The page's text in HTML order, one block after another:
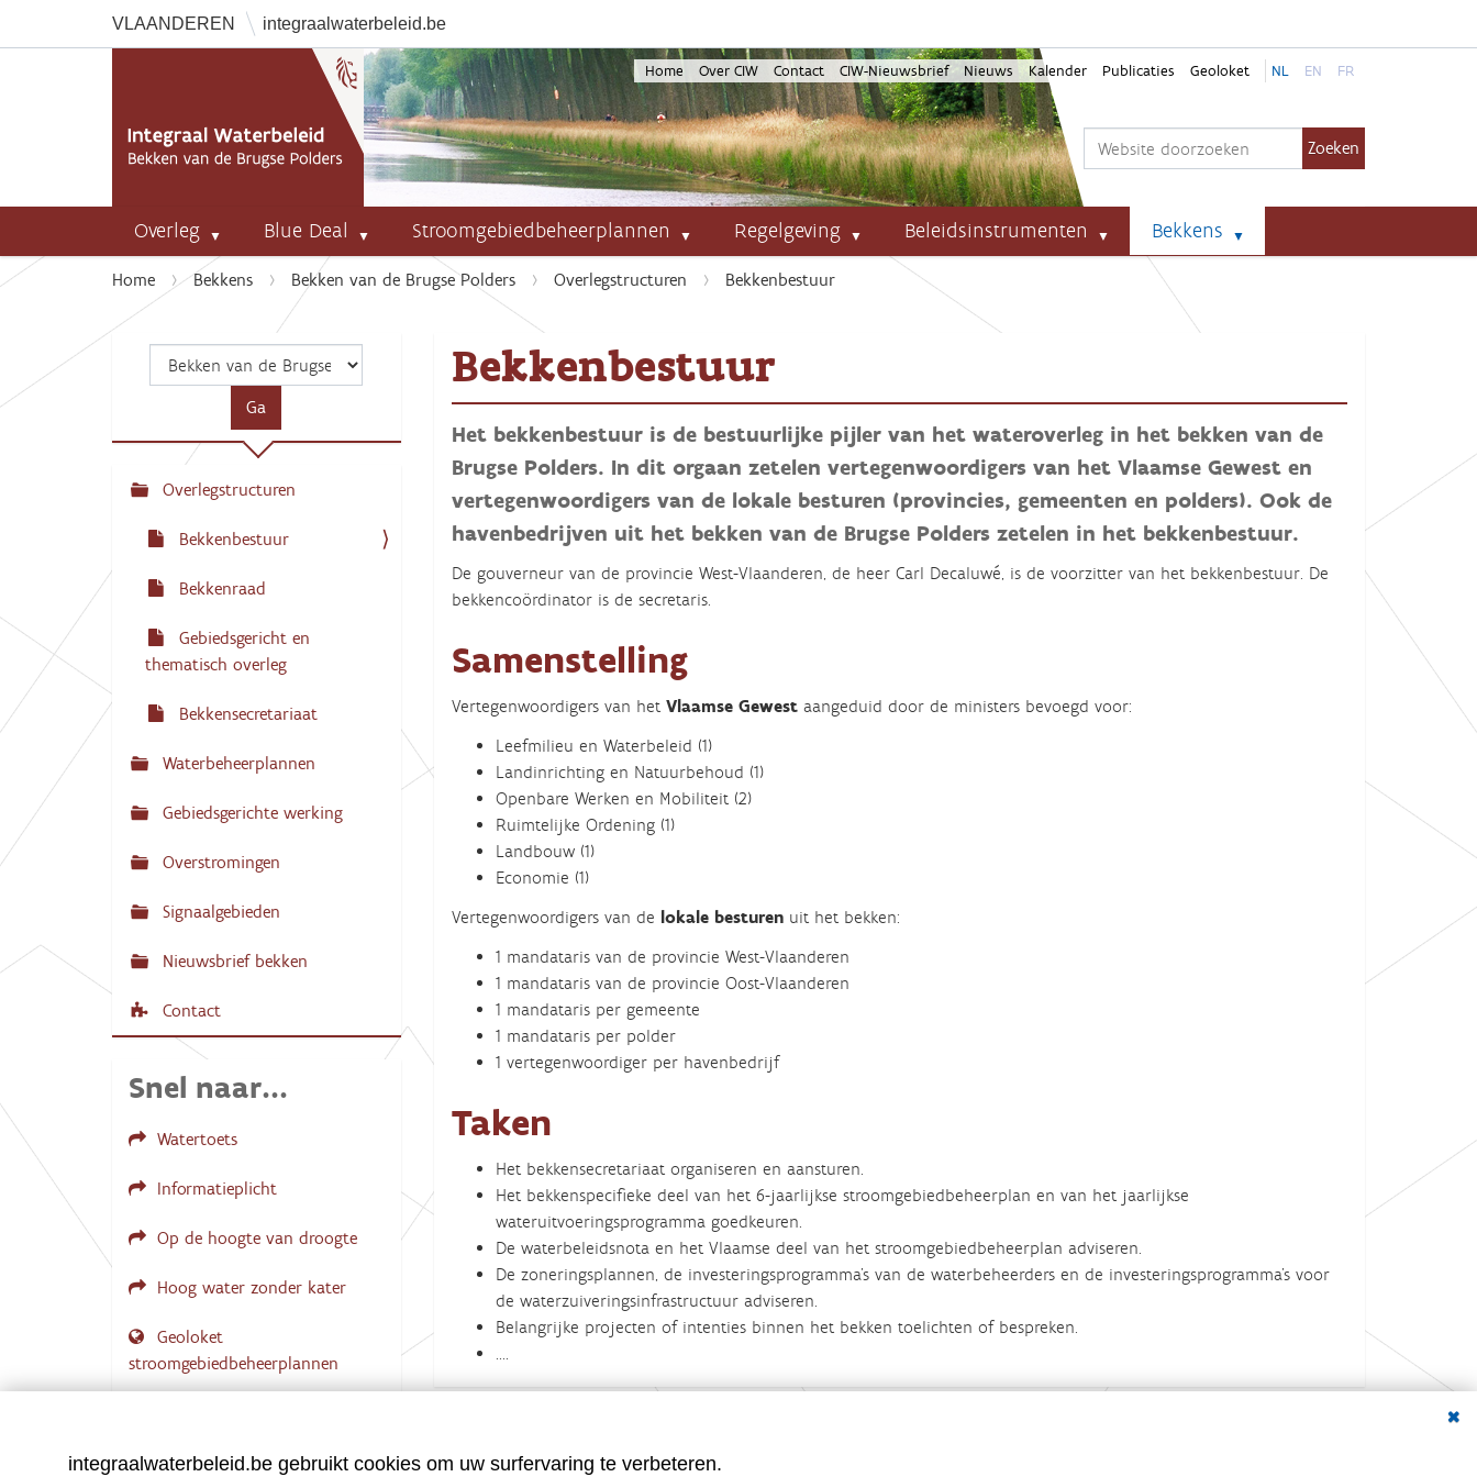
VLAANDEREN integraalwaterbeleid.be
Home Over CIW Contact CIW-Nieuwsbrief Nieuws Kalender Publicaties Geoloket NL EN FR
Overleg Blue Deal Stroomgebiedbeheerplannen Regelgeving Beleidsinstrumenten Bekkens
U
e
Home Bekkens Bekken van de Brugse Polders Overlegstructuren Bekkenbestuur
Bekkenbestuur
Het bekkenbestuur is de bestuurlijke pijler van het wateroverleg in het bekken van de
Brugse Polders. In dit orgaan zetelen vertegenwoordigers van het Vlaamse Gewest en
vertegenwoordigers van de lokale besturen (provincies, gemeenten en polders). Ook de
havenbedrijven uit het bekken van de Brugse Polders zetelen in het bekkenbestuur.
De gouverneur van de provincie West-Vlaanderen, de heer Carl Decaluwé, is de voorzitter van het bekkenbestuur. De
bekkencoördinator is de secretaris.
Samenstelling
Vertegenwoordigers van hetVlaamse Gewestaangeduid door de ministers bevoegd voor:
Leefmilieu en Waterbeleid (1)
Landinrichting en Natuurbehoud (1)
Openbare Werken en Mobiliteit (2)
Ruimtelijke Ordening (1)
Landbouw (1)
Economie (1)
Vertegenwoordigers van de lokale besturenuit het bekken:
1 mandataris van de provincie West-Vlaanderen
1 mandataris van de provincie Oost-Vlaanderen
1 mandataris per gemeente
1 mandataris per polder
1 vertegenwoordiger per havenbedrijf
Taken
Het bekkensecretariaat organiseren en aansturen.
Het bekkenspecifieke deel van het 6-jaarlijkse stroomgebiedbeheerplan en van het jaarlijkse
wateruitvoeringsprogramma goedkeuren.
De waterbeleidsnota en het Vlaamse deel van het stroomgebiedbeheerplan adviseren.
De zoneringsplannen, de investeringsprogramma’s van de waterbeheerders en de investeringsprogramma's voor
de waterzuiveringsinfrastructuur adviseren.
Belangrijke projecten of intenties binnen het bekken toelichten of bespreken.
N
e
Overlegstructuren
Bekkenbestuur
Bekkenraad
Gebiedsgericht en
thematisch overleg
Bekkensecretariaat
Waterbeheerplannen
Gebiedsgerichte werking
Overstromingen
Signaalgebieden
Nieuwsbrief bekken
Contact
Snel naar...
Watertoets
Informatieplicht
Op de hoogte van droogte
Hoog water zonder kater
Geoloket
stroomgebiedbeheerplannen
integraalwaterbeleid.be gebruikt cookies om uw surfervaring te verbeteren.